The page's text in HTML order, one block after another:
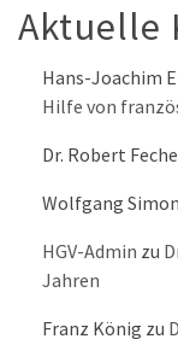
Aktuelle
Hans-Joachim
Hilfe von
Dr. Robert
Wolfgang Simon
HGV-Admin zu
Jahren
Franz König zu